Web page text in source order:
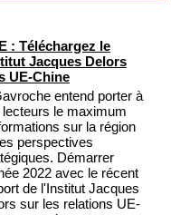
: Téléchargez le
Jacques Delors
UE-Chine
entend porter à
le maximum
sur la région
perspectives
Démarrer
2022 avec le récent
de l'Institut Jacques
sur les relations UE-